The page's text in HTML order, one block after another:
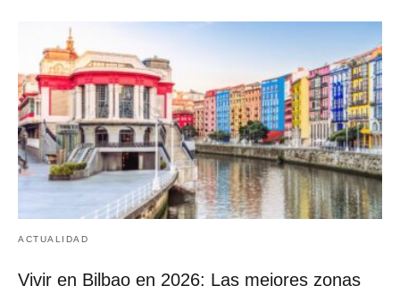
ACTUALIDAD
Vivir en Bilbao en 2026: Las mejores zonas